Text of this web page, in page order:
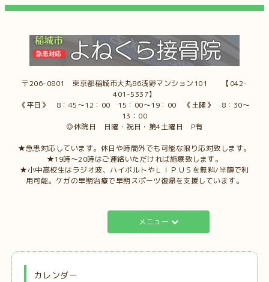
〒206-0801 東京都稲城市大丸86浅野マンション101 【042-
401-5337】
《平日》 8：45～12：00 15：00～19：00 《土曜》 8：30～
13：00
◎休院日 日曜・祝日・第4土曜日 P有
★急患対応しています。休日や時間外でも可能な限り応対致します。
★19時～20時はご連絡いただければ施療致します。
★小中高校生はラジオ波、ハイボルトやＬＩＰＵＳを無料/半額で利
用可能。ケガの早期治療で早期スポーツ復帰を支援しています。
メニュー
カレンダー